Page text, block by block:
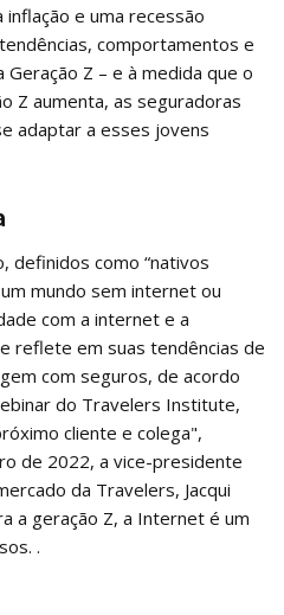
e uma recessão
comportamentos e
Z – e à medida que o
Z aumenta, as seguradoras
adaptar a esses jovens
definidos como “nativos
mundo sem internet ou
com a internet e a
reflete em suas tendências de
com seguros, de acordo
do Travelers Institute,
cliente e colega",
de 2022, a vice-presidente
da Travelers, Jacqui
a geração Z, a Internet é um
.